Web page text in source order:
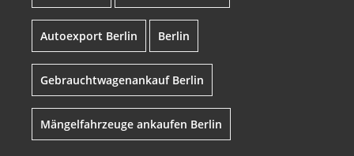
Autoexport Berlin Berlin
Gebrauchtwagenankauf Berlin
Mängelfahrzeuge ankaufen Berlin